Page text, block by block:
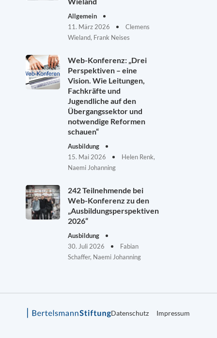
Allgemein
11. März 2026
Clemens
Wieland, Frank Neises
Web-Konferenz: „Drei
Perspektiven – eine
Vision. Wie Leitungen,
Fachkräfte und
Jugendliche auf den
Übergangssektor und
notwendige Reformen
schauen“
Ausbildung
15. Mai 2026
Helen Renk,
Naemi Johanning
242 Teilnehmende bei
Web-Konferenz zu den
„Ausbildungsperspektiven
2026“
Ausbildung
30. Juli 2026
Fabian
Schaffer, Naemi Johanning
Datenschutz Impressum